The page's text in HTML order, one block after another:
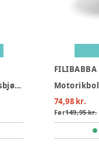
Bidedyr i naturgummi - isbjørnen polly
FILIBABBA
74,98 kr.
Før149,95 kr.